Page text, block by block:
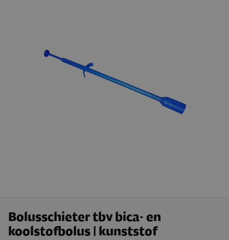
Bolusschieter tbv bica- en
koolstofbolus | kunststof